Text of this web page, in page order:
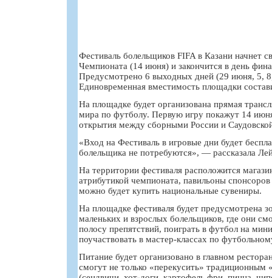
Фестиваль болельщиков FIFA в Казани начнет
Чемпионата (14 июня) и закончится в день
Предусмотрено 6 выходных дней (29 июня, 5,
Единовременная вместимость площадки
На площадке будет организована прямая
мира по футболу. Первую игру покажут 14
открытия между сборными России и
«Вход на Фестиваль в игровые дни будет
болельщика не потребуются», — рассказала
На территории фестиваля расположится
атрибутикой чемпионата, павильоны
можно будет купить национальные сувениры.
На площадке фестиваля будет предусмотрена
маленьких и взрослых болельщиков, где они
полосу препятствий, поиграть в футбол на
поучаствовать в мастер-классах по
Питание будет организовано в главном
смогут не только «перекусить»